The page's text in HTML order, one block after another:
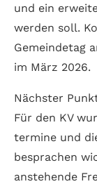
und ein
werden soll.
Gemeinde­tag
im März 2026.
Nächster
Für den KV
termine und
besprachen
anstehende